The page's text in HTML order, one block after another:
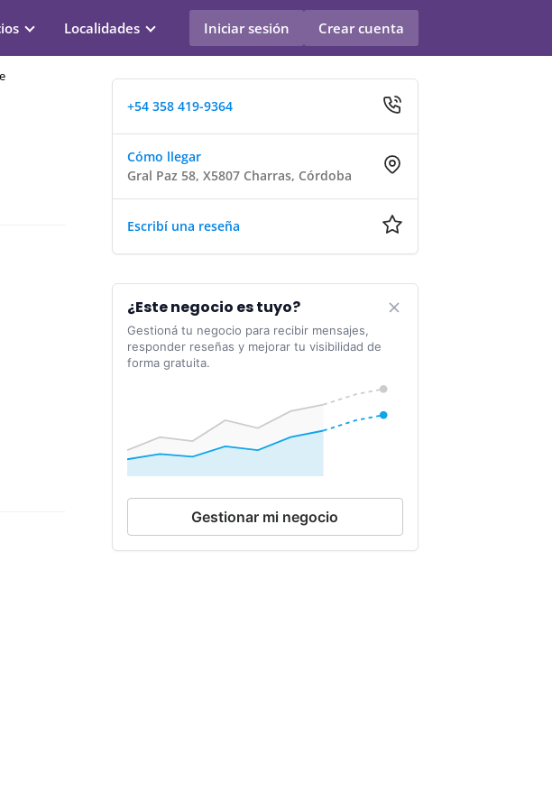
Localidades Iniciar sesión Crear cuenta
+54 358 419-9364
Cómo llegar
Gral Paz 58, X5807 Charras, Córdoba
Escribí una reseña
¿Este negocio es tuyo?
Gestioná tu negocio para recibir mensajes,
responder reseñas y mejorar tu visibilidad de
forma gratuita.
Gestionar mi negocio